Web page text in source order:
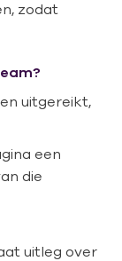
zodat
uitgereikt,
een
die
uitleg over